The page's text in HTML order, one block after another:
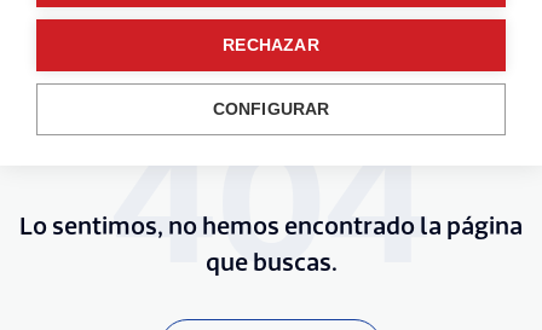
404
Lo sentimos, no hemos encontrado la página
que buscas.
RECHAZAR
CONFIGURAR